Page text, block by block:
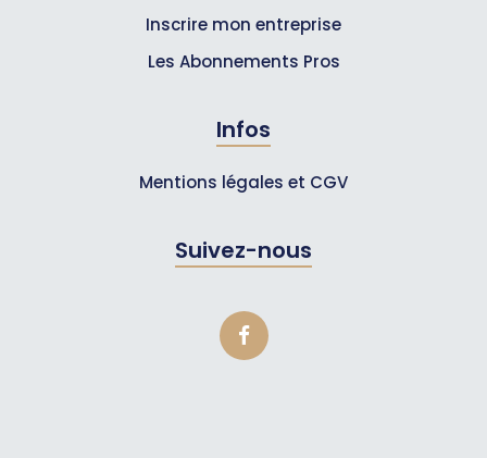
Inscrire mon entreprise
Les Abonnements Pros
Infos
Mentions légales et CGV
Suivez-nous